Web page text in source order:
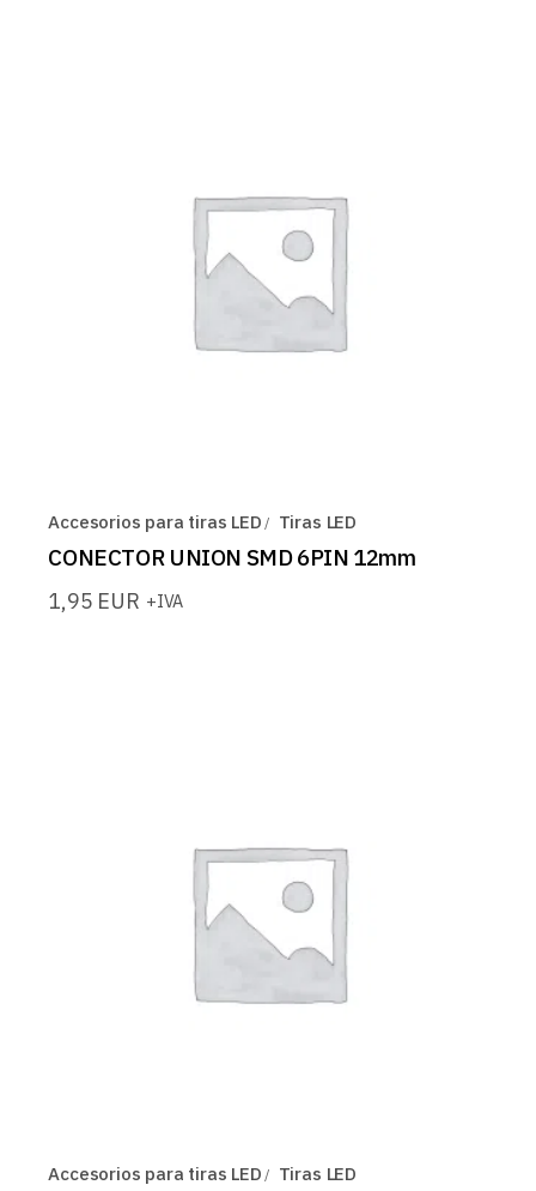
Accesorios para tiras LED Tiras LED
CONECTOR UNION SMD 6PIN 12mm
1,95 EUR +IVA
Accesorios para tiras LED Tiras LED